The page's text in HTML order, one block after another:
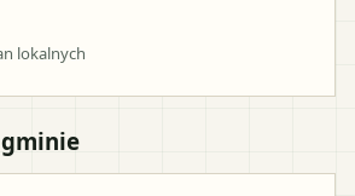
lokalnych